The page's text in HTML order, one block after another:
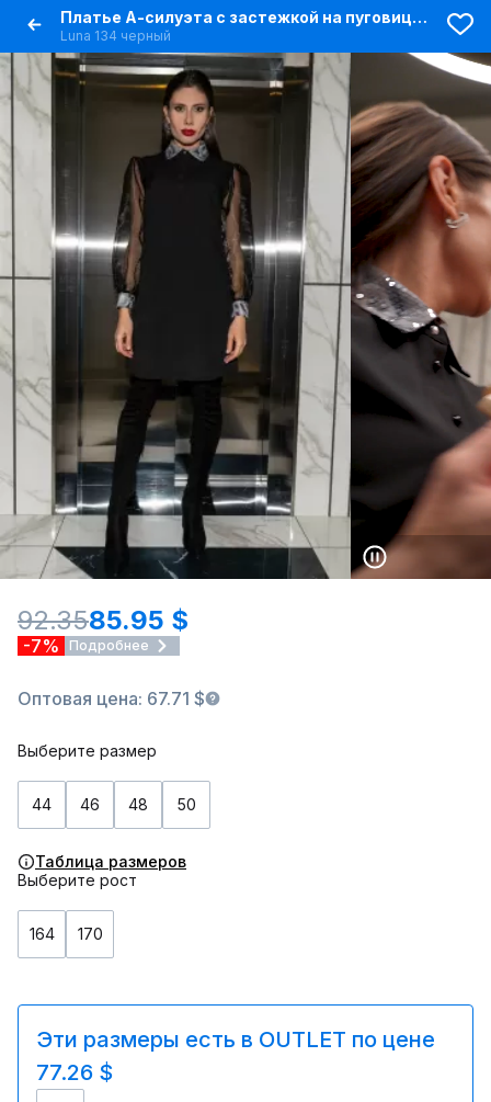
Платье А-силуэта с застежкой на пуговицы и органзой
Luna 134 черный
92.3585.95 $
-7% Подробнее
Оптовая цена: 67.71 $
Выберите размер
44 46 48 50
Таблица размеров
Выберите рост
164 170
Эти размеры есть в OUTLET по цене
77.26 $